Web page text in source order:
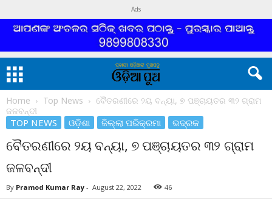
Ads
Home Top News
ବୈତରଣୀରେ ୨ୟ ବନ୍ୟା, ୭ ପଞ୍ଚାୟତର ୩୨ ଗ୍ରାମ
ଜଳବନ୍ଦୀ
TOP NEWS ଓଡ଼ିଶା ଜିଲ୍ଲା ପରିକ୍ରମା ଭଦ୍ରକ
ବୈତରଣୀରେ ୨ୟ ବନ୍ୟା, ୭ ପଞ୍ଚାୟତର ୩୨ ଗ୍ରାମ
ଜଳବନ୍ଦୀ
By Pramod Kumar Ray - August 22, 2022 46